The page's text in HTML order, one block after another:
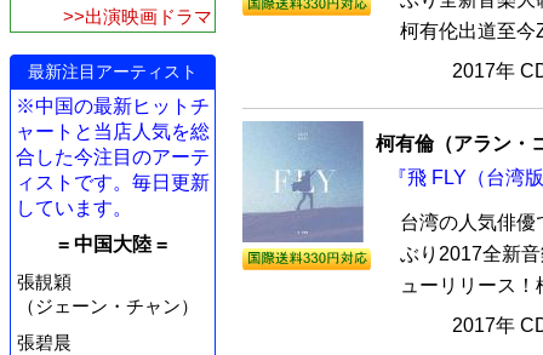
>>出演映画ドラマ
最新注目アーティスト
※中国の最新ヒットチ
ャートと当店人気を総
合した今注目のアーテ
ィストです。毎日更新
しています。
= 中国大陸 =
張靚穎
（ジェーン・チャン）
張碧晨
柯有伦出道至今
2017年
柯有倫（アラン・
『飛 FLY（台湾
台湾の人気俳優
ぶり2017全新
ューリリース
2017年